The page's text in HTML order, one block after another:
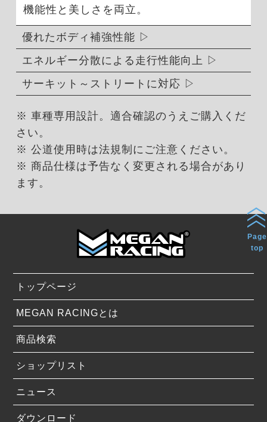
機能性と美しさを両立。
優れたボディ補強性能
エネルギー分散による走行性能向上
サーキット～ストリートに対応
※ 車種専用設計。適合確認のうえご購入くだ
さい。
※ 公道使用時は法規制にご注意ください。
※ 商品仕様は予告なく変更される場合があり
ます。
トップページ
MEGAN RACINGとは
商品検索
ショップリスト
ニュース
ダウンロード
Page
top